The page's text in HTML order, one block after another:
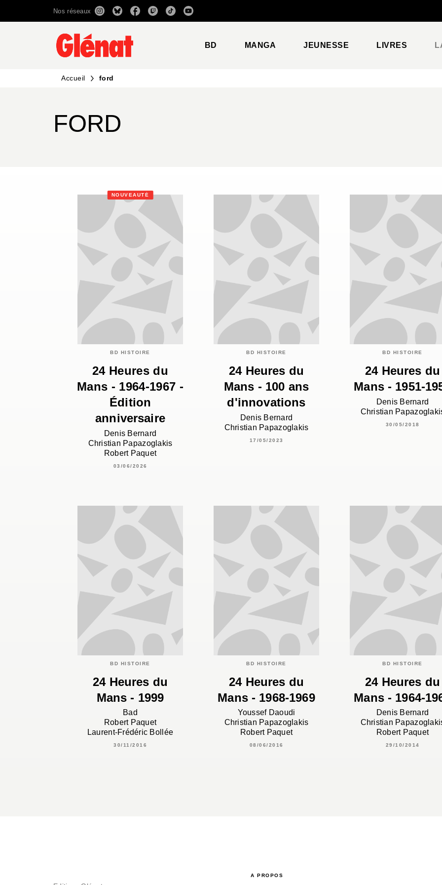
RECHERCHE CONTENU
Nos réseaux
BD MANGA JEUNESSE LIVRES
Accueil ford
FORD
NOUVEAUTÉ
BD HISTOIRE
24 Heures du
Mans - 1964-1967 -
Édition
anniversaire
Denis Bernard
Christian Papazoglakis
Robert Paquet
03/06/2026
BD HISTOIRE
24 Heures du
Mans - 100 ans
d'innovations
Denis Bernard
Christian Papazoglakis
17/05/2023
BD HISTOIRE
24 Heures du
Mans - 1951-
Denis Bernard
Christian
30/05/2018
BD HISTOIRE
24 Heures du
Mans - 1999
Bad
Robert Paquet
Laurent-Frédéric Bollée
30/11/2016
BD HISTOIRE
24 Heures du
Mans - 1968-1969
Youssef Daoudi
Christian Papazoglakis
Robert Paquet
08/06/2016
BD HISTOIRE
24 Heures du
Mans - 1964-
Denis Bernard
Christian
Robert Paquet
29/10/2014
A PROPOS